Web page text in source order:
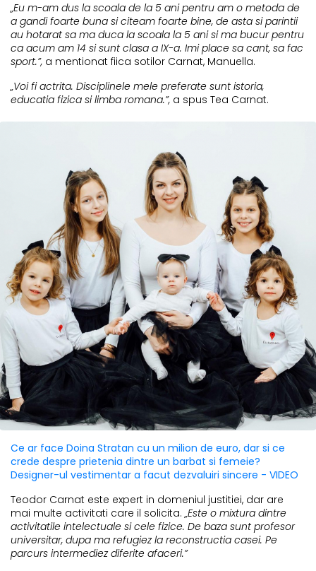
„Eu m-am dus la scoala de la 5 ani pentru am o metoda de
a gandi foarte buna si citeam foarte bine, de asta si parintii
au hotarat sa ma duca la scoala la 5 ani si ma bucur pentru
ca acum am 14 si sunt clasa a IX-a. Imi place sa cant, sa fac
sport.”, a mentionat fiica sotilor Carnat, Manuella.
„Voi fi actrita. Disciplinele mele preferate sunt istoria,
educatia fizica si limba romana.”, a spus Tea Carnat.
Ce ar face Doina Stratan cu un milion de euro, dar si ce
crede despre prietenia dintre un barbat si femeie?
Designer-ul vestimentar a facut dezvaluiri sincere - VIDEO
Teodor Carnat este expert in domeniul justitiei, dar are
mai multe activitati care il solicita. „Este o mixtura dintre
activitatile intelectuale si cele fizice. De baza sunt profesor
universitar, dupa ma refugiez la reconstructia casei. Pe
parcurs intermediez diferite afaceri.”